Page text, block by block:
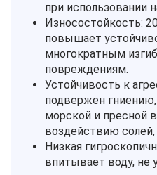
при использовании
Износостойкость:
повышает
многократным
повреждениям.
Устойчивость к
подвержен
морской и пресной
воздействию солей,
Низкая
впитывает воду, не